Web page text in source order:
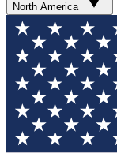
North America